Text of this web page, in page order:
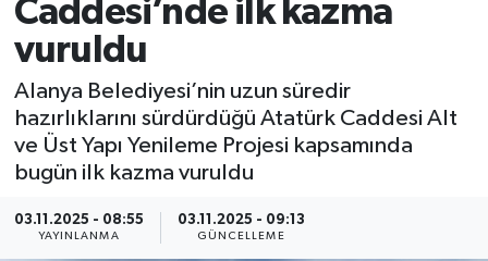
Caddesi’nde ilk kazma
vuruldu
Alanya Belediyesi’nin uzun süredir
hazırlıklarını sürdürdüğü Atatürk Caddesi Alt
ve Üst Yapı Yenileme Projesi kapsamında
bugün ilk kazma vuruldu
03.11.2025 - 08:55
YAYINLANMA
03.11.2025 - 09:13
GÜNCELLEME
Alanyaspor
E-Gazete
Tüm Manşetler
Haber Arşivi